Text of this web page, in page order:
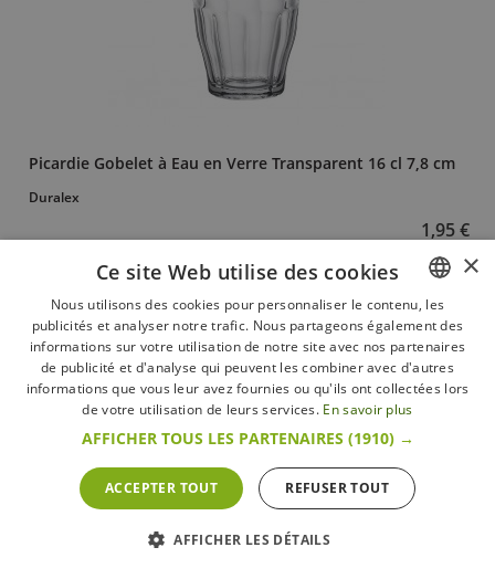
Picardie Gobelet à Eau en Verre Transparent 16 cl 7,8 cm
Duralex
1,95 €
En stock
FRENCH
DUTCH
×
Ce site Web utilise des cookies
Nous utilisons des cookies pour personnaliser le contenu, les
publicités et analyser notre trafic. Nous partageons également des
informations sur votre utilisation de notre site avec nos partenaires
de publicité et d'analyse qui peuvent les combiner avec d'autres
informations que vous leur avez fournies ou qu'ils ont collectées lors
de votre utilisation de leurs services. En savoir plus
AFFICHER TOUS LES PARTENAIRES (1910) →
ACCEPTER TOUT REFUSER TOUT
AFFICHER LES DÉTAILS